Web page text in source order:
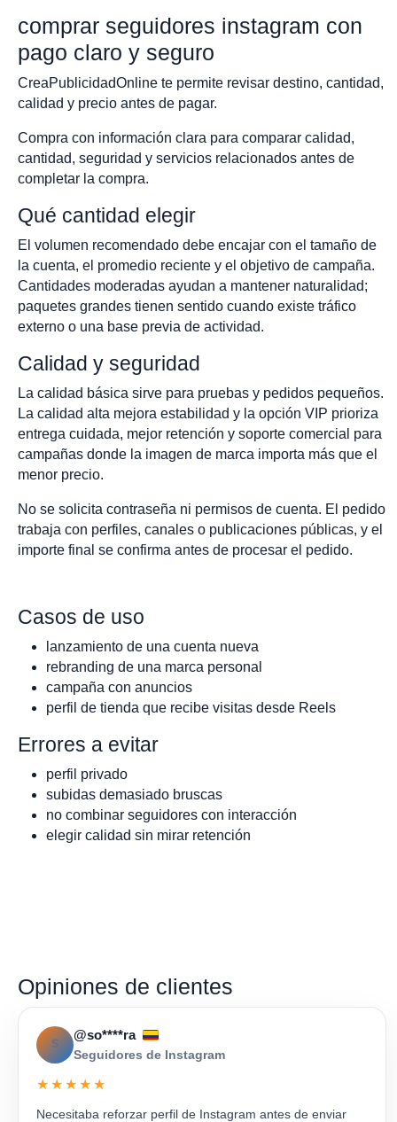
comprar seguidores instagram con
pago claro y seguro
CreaPublicidadOnline te permite revisar destino, cantidad,
calidad y precio antes de pagar.
Compra con información clara para comparar calidad,
cantidad, seguridad y servicios relacionados antes de
completar la compra.
Qué cantidad elegir
El volumen recomendado debe encajar con el tamaño de
la cuenta, el promedio reciente y el objetivo de campaña.
Cantidades moderadas ayudan a mantener naturalidad;
paquetes grandes tienen sentido cuando existe tráfico
externo o una base previa de actividad.
Calidad y seguridad
La calidad básica sirve para pruebas y pedidos pequeños.
La calidad alta mejora estabilidad y la opción VIP prioriza
entrega cuidada, mejor retención y soporte comercial para
campañas donde la imagen de marca importa más que el
menor precio.
No se solicita contraseña ni permisos de cuenta. El pedido
trabaja con perfiles, canales o publicaciones públicas, y el
importe final se confirma antes de procesar el pedido.
Casos de uso
lanzamiento de una cuenta nueva
rebranding de una marca personal
campaña con anuncios
perfil de tienda que recibe visitas desde Reels
Errores a evitar
perfil privado
subidas demasiado bruscas
no combinar seguidores con interacción
elegir calidad sin mirar retención
Opiniones de clientes
S
@so****ra
Seguidores de Instagram
★★★★★
Necesitaba reforzar perfil de Instagram antes de enviar